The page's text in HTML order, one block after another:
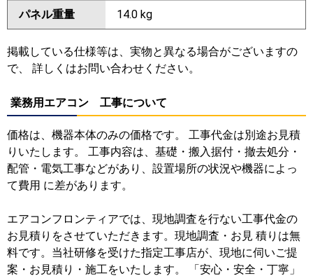
パネル重量 14.0 kg
掲載している仕様等は、実物と異なる場合がございますの
で、 詳しくはお問い合わせください。
業務用エアコン 工事について
価格は、機器本体のみの価格です。 工事代金は別途お見積
りいたします。 工事内容は、基礎・搬入据付・撤去処分・
配管・電気工事などがあり、設置場所の状況や機器によっ
て費用 に差があります。
エアコンフロンティアでは、現地調査を行ない工事代金の
お見積りをさせていただきます。現地調査・お見 積りは無
料です。当社研修を受けた指定工事店が、現地に伺いご提
案・お見積り・施工をいたします。 「安心・安全・丁寧」